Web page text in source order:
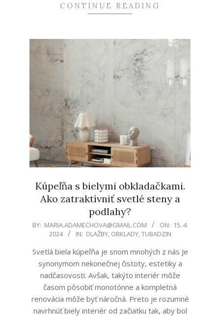
CONTINUE READING
Kúpeľňa s bielymi obkladačkami.
Ako zatraktívniť svetlé steny a
podlahy?
2024-
15
BY: MARIA.ADAMECHOVA@GMAIL.COM ON: 15. 4.
2024
IN: DLAŽBY, OBKLADY,TUBADZIN
Svetlá biela kúpeľňa je snom mnohých z nás Je
synonymom nekonečnej čistoty, estetiky a
nadčasovosti. Avšak, takýto interiér môže
časom pôsobiť monotónne a kompletná
renovácia môže byť náročná. Preto je rozumné
navrhnúť biely interiér od začiatku tak, aby bol